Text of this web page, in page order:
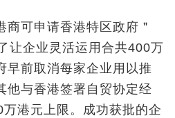
商可申请香港特区政府＂
让企业灵活运用合共400万
早前取消每家企业用以推
他与香港签署自贸协定经
港元上限。成功获批的企